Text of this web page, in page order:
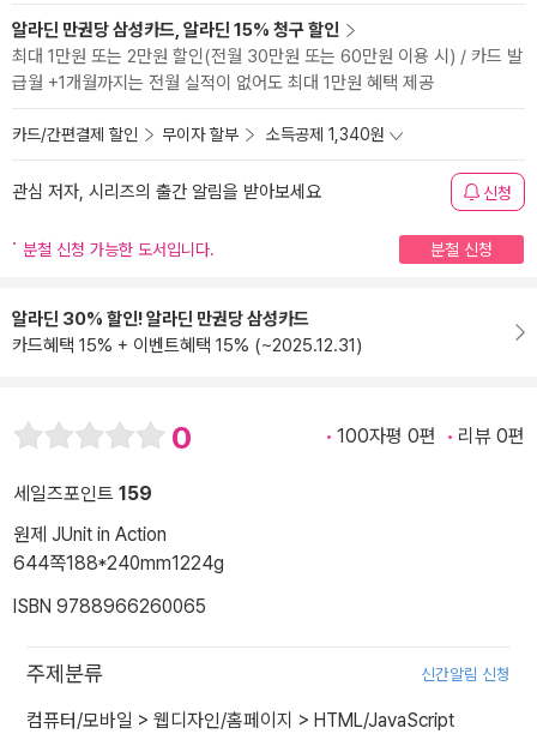
알라딘 만권당 삼성카드, 알라딘 15% 청구 할인
최대 1만원 또는 2만원 할인(전월 30만원 또는 60만원 이용 시) / 카드 발
급월 +1개월까지는 전월 실적이 없어도 최대 1만원 혜택 제공
카드/간편결제 할인 무이자 할부 소득공제 1,340원
관심 저자, 시리즈의 출간 알림을 받아보세요 신청
분철 신청 가능한 도서입니다. 분철 신청
알라딘 30% 할인! 알라딘 만권당 삼성카드
카드혜택 15% + 이벤트혜택 15% (~2025.12.31)
0 100자평 0편 리뷰 0편
세일즈포인트 159
원제 JUnit in Action
644쪽188*240mm1224g
ISBN 9788966260065
주제분류 신간알림 신청
컴퓨터/모바일 > 웹디자인/홈페이지 > HTML/JavaScript